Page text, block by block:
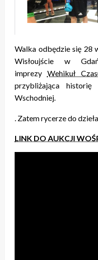
Walka odbędzie się 28
Wisłoujście w
imprezy Wehikuł
przybliżająca
Wschodniej.
. Zatem rycerze do
LINK DO AUKCJI